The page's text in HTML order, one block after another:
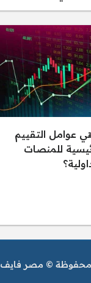
عوامل التقييم
للمنصات
© مصر فايف 2026